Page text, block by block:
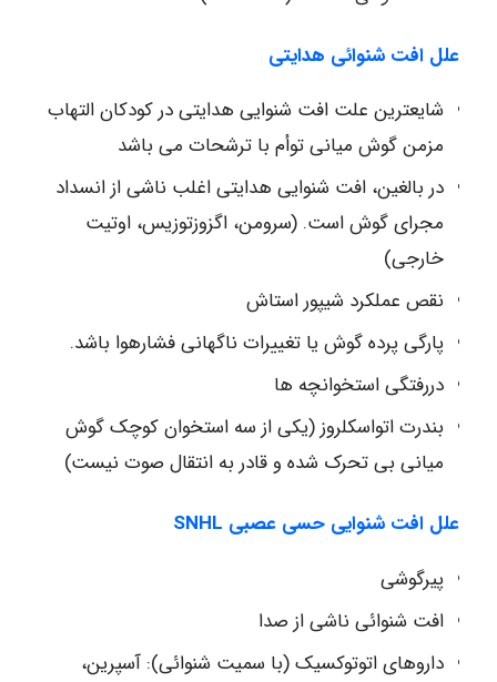
علل افت شنوائی هدایتی
شایعترین علت افت شنوایی هدایتی در کودکان التهاب
مزمن گوش میانی توأم با ترشحات می باشد
در بالغین، افت شنوایی هدایتی اغلب ناشی از انسداد
مجرای گوش است. (سرومن، اگزوزتوزیس، اوتیت
خارجی)
نقص عملکرد شیپور استاش
پارگی پرده گوش یا تغییرات ناگهانی فشارهوا باشد.
دررفتگی استخوانچه ها
بندرت اتواسکلروز (یکی از سه استخوان کوچک گوش
میانی بی تحرک شده و قادر به انتقال صوت نیست)
علل افت شنوایی حسی عصبی SNHL
پیرگوشی
افت شنوائی ناشی از صدا
داروهای اتوتوکسیک (با سمیت شنوائی): آسپرین،